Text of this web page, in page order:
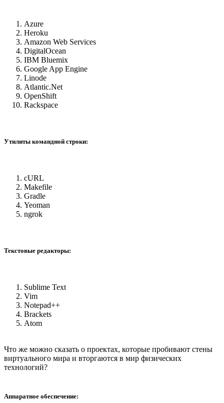
Azure
Heroku
Amazon Web Services
DigitalOcean
IBM Bluemix
Google App Engine
Linode
Atlantic.Net
OpenShift
Rackspace
Утилиты командной строки:
cURL
Makefile
Gradle
Yeoman
ngrok
Текстовые редакторы:
Sublime Text
Vim
Notepad++
Brackets
Atom
Что же можно сказать о проектах, которые пробивают стены
виртуального мира и вторгаются в мир физических
технологий?
Аппаратное обеспечение: